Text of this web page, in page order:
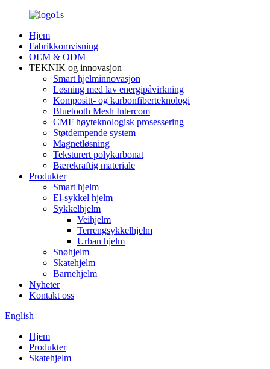
Hjem
Fabrikkomvisning
OEM & ODM
TEKNIK og innovasjon
Smart hjelminnovasjon
Løsning med lav energipåvirkning
Kompositt- og karbonfiberteknologi
Bluetooth Mesh Intercom
CMF høyteknologisk prosessering
Støtdempende system
Magnetløsning
Teksturert polykarbonat
Bærekraftig materiale
Produkter
Smart hjelm
El-sykkel hjelm
Sykkelhjelm
Veihjelm
Terrengsykkelhjelm
Urban hjelm
Snøhjelm
Skatehjelm
Barnehjelm
Nyheter
Kontakt oss
English
Hjem
Produkter
Skatehjelm